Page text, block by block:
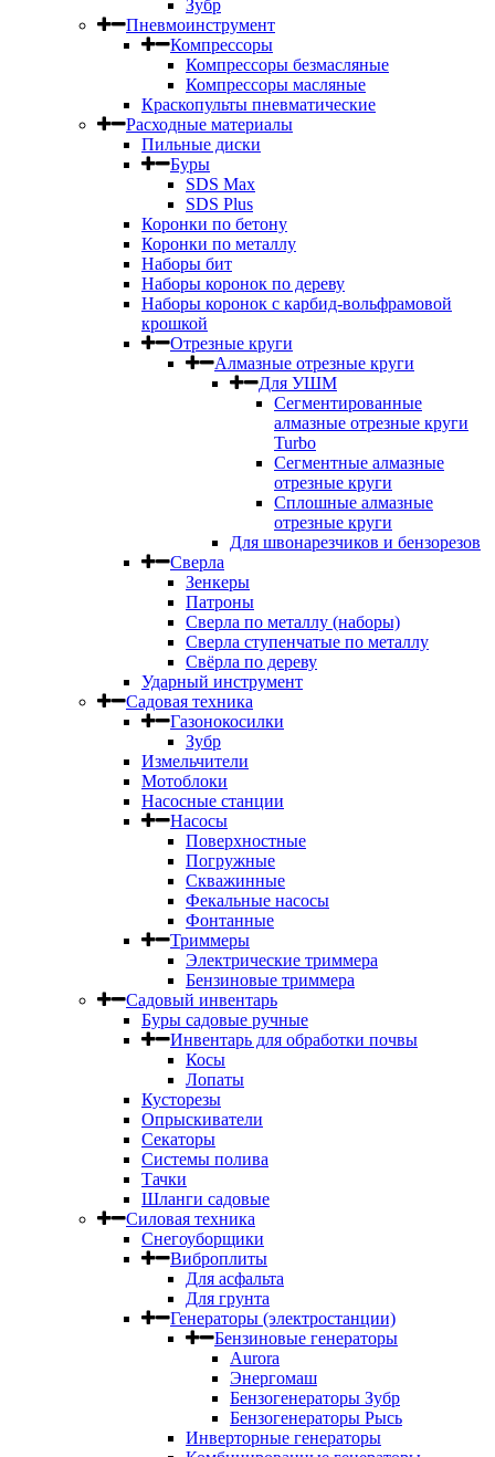
Зубр
Пневмоинструмент
Компрессоры
Компрессоры безмасляные
Компрессоры масляные
Краскопульты пневматические
Расходные материалы
Пильные диски
Буры
SDS Max
SDS Plus
Коронки по бетону
Коронки по металлу
Наборы бит
Наборы коронок по дереву
Наборы коронок с карбид-вольфрамовой
крошкой
Отрезные круги
Алмазные отрезные круги
Для УШМ
Сегментированные
алмазные отрезные круги
Turbo
Сегментные алмазные
отрезные круги
Сплошные алмазные
отрезные круги
Для швонарезчиков и бензорезов
Сверла
Зенкеры
Патроны
Сверла по металлу (наборы)
Сверла ступенчатые по металлу
Свёрла по дереву
Ударный инструмент
Садовая техника
Газонокосилки
Зубр
Измельчители
Мотоблоки
Насосные станции
Насосы
Поверхностные
Погружные
Скважинные
Фекальные насосы
Фонтанные
Триммеры
Электрические триммера
Бензиновые триммера
Садовый инвентарь
Буры садовые ручные
Инвентарь для обработки почвы
Косы
Лопаты
Кусторезы
Опрыскиватели
Секаторы
Системы полива
Тачки
Шланги садовые
Силовая техника
Снегоуборщики
Виброплиты
Для асфальта
Для грунта
Генераторы (электростанции)
Бензиновые генераторы
Aurora
Энергомаш
Бензогенераторы Зубр
Бензогенераторы Рысь
Инверторные генераторы